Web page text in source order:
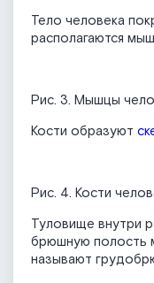
Тело человека
располагаются
Рис. 3. Мышцы
Кости образуют
Рис. 4. Кости
Туловище внутри
брюшную полость
называют